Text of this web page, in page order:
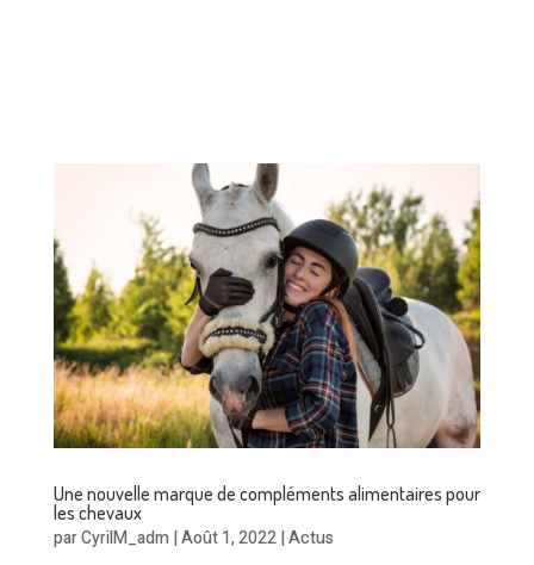
Une nouvelle marque de compléments alimentaires pour
les chevaux
parCyrilM_adm |Août 1, 2022|Actus